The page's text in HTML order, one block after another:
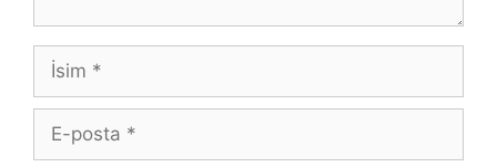
İsim
posta